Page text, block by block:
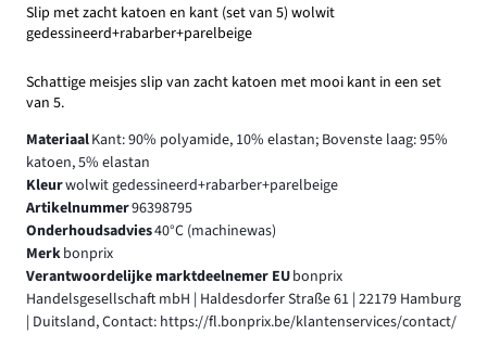
Slip met zacht katoen en kant (set van 5) wolwit
gedessineerd+rabarber+parelbeige
Schattige meisjes slip van zacht katoen met mooi kant in een set
van 5.
MateriaalKant: 90% polyamide, 10% elastan; Bovenste laag: 95%
katoen, 5% elastan
Kleurwolwit gedessineerd+rabarber+parelbeige
Artikelnummer96398795
Onderhoudsadvies40°C (machinewas)
Merkbonprix
Verantwoordelijke marktdeelnemer EUbonprix
Handelsgesellschaft mbH | Haldesdorfer Straße 61 | 22179 Hamburg
| Duitsland, Contact: https://fl.bonprix.be/klantenservices/contact/